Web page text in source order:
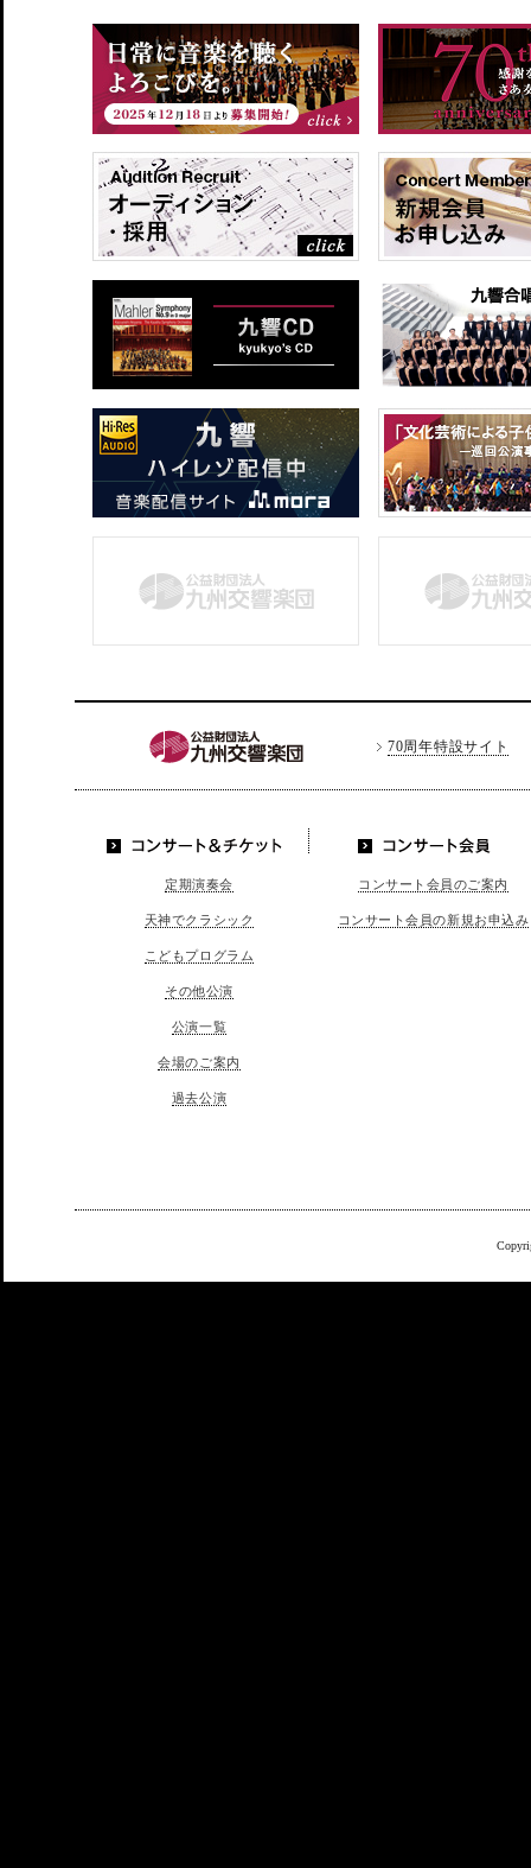
70周年特設サイト
定期演奏会
天神でクラシック
こどもプログラム
その他公演
公演一覧
会場のご案内
過去公演
コンサート会員のご案内
コンサート会員の新規お申込み